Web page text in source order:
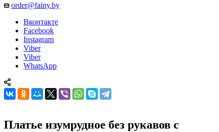
order@fainy.by
Вконтакте
Facebook
Instagram
Viber
Viber
WhatsApp
Платье изумрудное без рукавов с